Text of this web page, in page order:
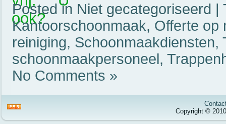
Posted in Niet gecategoriseerd |
Kantoorschoonmaak, Offerte op
reiniging, Schoonmaakdiensten,
schoonmaakpersoneel,
No Comments »
Copyright ©